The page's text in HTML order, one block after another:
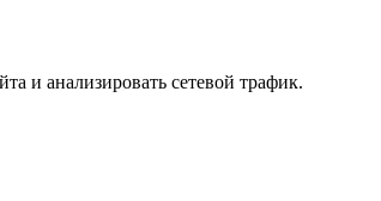
и анализировать сетевой трафик.